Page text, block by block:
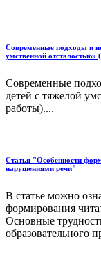
Современные подходы и
умственной
Современные
детей с тяжелой
работы)....
Статья "Особенности
нарушениями речи"
В статье можно
формирования
Основные
образовательного